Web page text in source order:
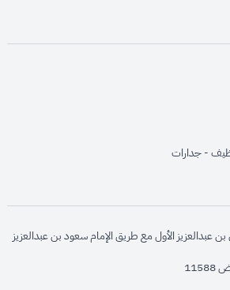
opens in
opens in
opens in
opens
opens in
opens in new
- جداراتopens in new window
عبدالعزيز الأول مع طريق الإمام سعود بن عبدالعزيز